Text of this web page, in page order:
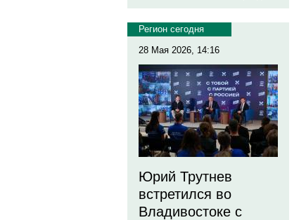
Регион сегодня
28 Мая 2026, 14:16
Юрий Трутнев
встретился во
Владивостоке с